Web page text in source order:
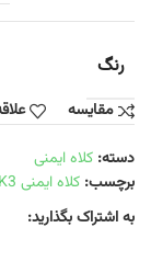
رنگ
مقایسه
دسته: کلاه ایمنی
برچسب: کلاه ایمنی MK3 هترمن
به اشتراک بگذارید: